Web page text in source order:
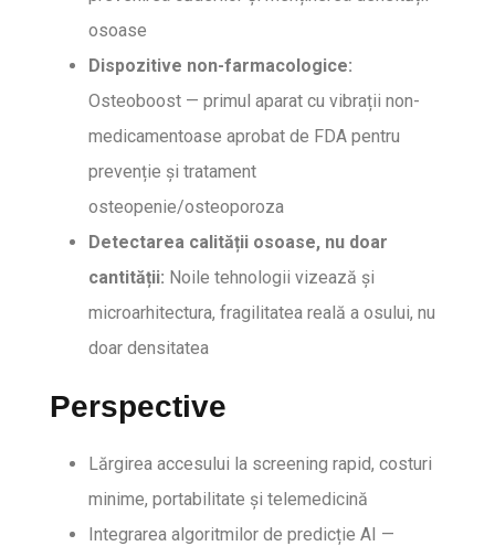
osoase
Dispozitive non-farmacologice:
Osteoboost — primul aparat cu vibrații non-
medicamentoase aprobat de FDA pentru
prevenție și tratament
osteopenie/osteoporoza
Detectarea calității osoase, nu doar
cantității: Noile tehnologii vizează și
microarhitectura, fragilitatea reală a osului, nu
doar densitatea
Perspective
Lărgirea accesului la screening rapid, costuri
minime, portabilitate și telemedicină
Integrarea algoritmilor de predicție AI —